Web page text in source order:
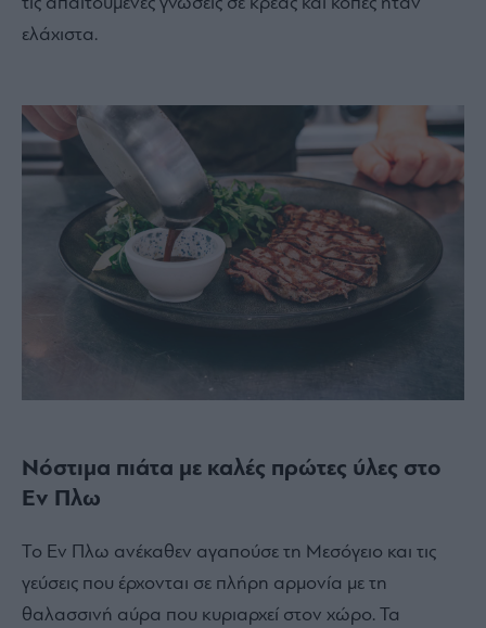
ελάχιστα.
Νόστιμα πιάτα με καλές πρώτες ύλες στο
Εν Πλω
Το Εν Πλω ανέκαθεν αγαπούσε τη Μεσόγειο και τις
γεύσεις που έρχονται σε πλήρη αρμονία με τη
θαλασσινή αύρα που κυριαρχεί στον χώρο. Τα